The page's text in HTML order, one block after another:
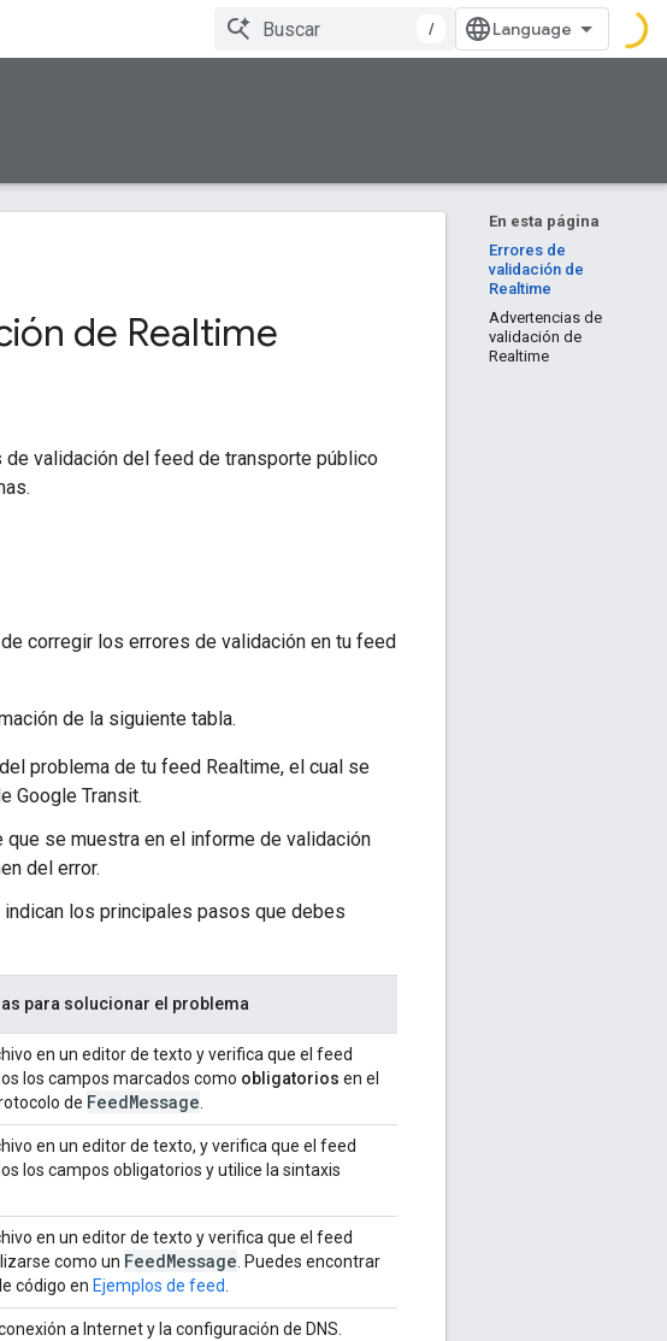
/
En esta página
Errores de
validación de
Realtime
Advertencias de
validación de
Realtime
de Realtime
de validación del feed de transporte público
corregir los errores de validación en tu feed
de la siguiente tabla.
problema de tu feed Realtime, el cual se
Google Transit.
que se muestra en el informe de validación
del error.
indican los principales pasos que debes
para solucionar el problema
en un editor de texto y verifica que el feed
los campos marcados como obligatorios en el
de FeedMessage
en un editor de texto, y verifica que el feed
los campos obligatorios y utilice la sintaxis
en un editor de texto y verifica que el feed
como un FeedMessage . Puedes encontrar
código en Ejemplos de feed
a Internet y la configuración de DNS.